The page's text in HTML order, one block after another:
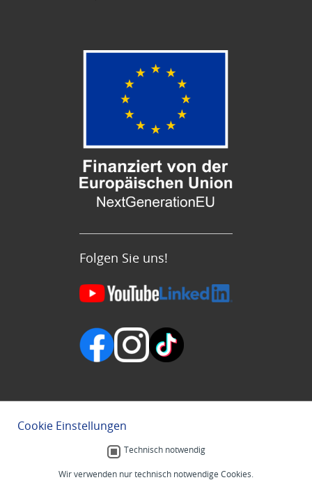
Folgen Sie uns!
Cookie Einstellungen
Technisch notwendig
Wir verwenden nur technisch notwendige Cookies.